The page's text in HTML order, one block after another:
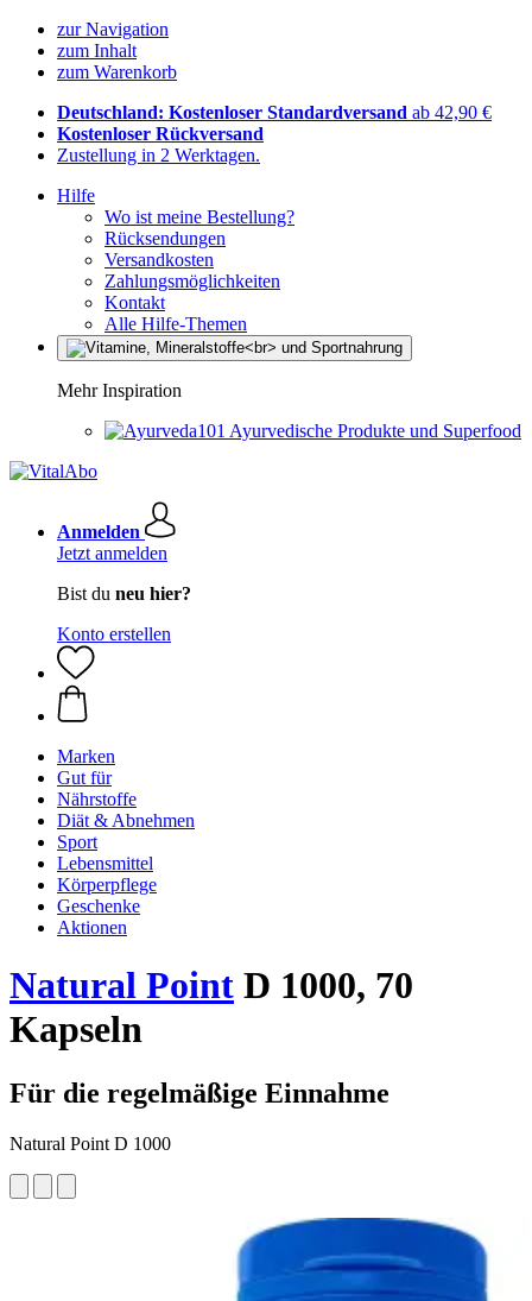
zur Navigation
zum Inhalt
zum Warenkorb
Deutschland: Kostenloser Standardversand ab 42,90 €
Kostenloser Rückversand
Zustellung in 2 Werktagen.
Hilfe
Wo ist meine Bestellung?
Rücksendungen
Versandkosten
Zahlungsmöglichkeiten
Kontakt
Alle Hilfe-Themen
Mehr Inspiration
Ayurvedische Produkte und Superfood
Anmelden
Jetzt anmelden
Bist du neu hier?
Konto erstellen
Marken
Gut für
Nährstoffe
Diät & Abnehmen
Sport
Lebensmittel
Körperpflege
Geschenke
Aktionen
Natural Point D 1000, 70
Kapseln
Für die regelmäßige Einnahme
Natural Point D 1000